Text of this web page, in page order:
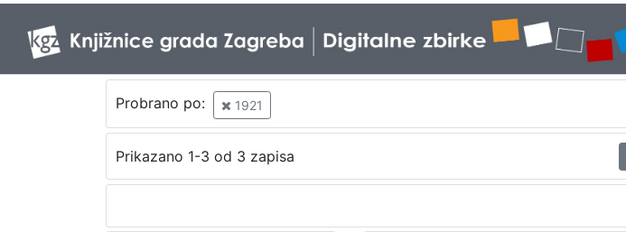
Probrano po: 1921
Prikazano 1-3 od 3 zapisa